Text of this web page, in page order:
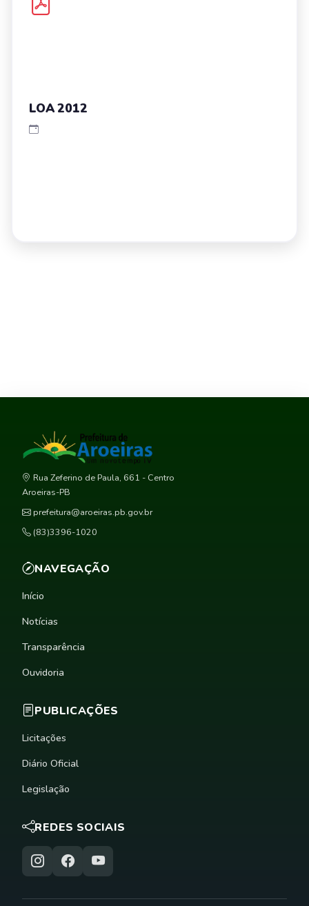
LOA 2012
Rua Zeferino de Paula, 661 - Centro
Aroeiras-PB
prefeitura@aroeiras.pb.gov.br
(83)3396-1020
NAVEGAÇÃO
Início
Notícias
Transparência
Ouvidoria
PUBLICAÇÕES
Licitações
Diário Oficial
Legislação
REDES SOCIAIS